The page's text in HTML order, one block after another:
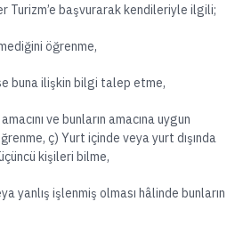
Turizm’e başvurarak kendileriyle ilgili;
öğrenme,
buna ilişkin bilgi talep etme,
ve bunların amacına uygun
ç) Yurt içinde veya yurt dışında
kişileri bilme,
yanlış işlenmiş olması hâlinde bunların